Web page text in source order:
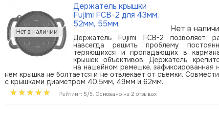
Нет в
Держатель крышки
Fujimi FCB-2 для 43мм,
52мм, 55мм.
Держатель Fujimi FCB-2 позволяет
навсегда решить проблему
теряющихся и пропадающих в
крышек объективов. Держатель
на нашейном ремешке, зафиксированная
нем крышка не болтается и не отвлекает от съемки.
с крышками диаметром 40.5мм, 49мм и 62мм.
Рейтинг: 5/5. Основано на 2 отзывах